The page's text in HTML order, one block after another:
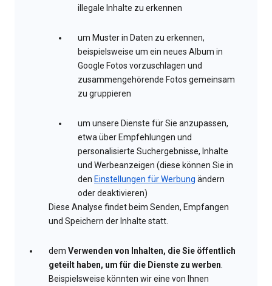
illegale Inhalte zu erkennen
um Muster in Daten zu erkennen,
beispielsweise um ein neues Album in
Google Fotos vorzuschlagen und
zusammengehörende Fotos gemeinsam
zu gruppieren
um unsere Dienste für Sie anzupassen,
etwa über Empfehlungen und
personalisierte Suchergebnisse, Inhalte
und Werbeanzeigen (diese können Sie in
den Einstellungen für Werbung ändern
oder deaktivieren)
Diese Analyse findet beim Senden, Empfangen
und Speichern der Inhalte statt.
dem Verwenden von Inhalten, die Sie öffentlich
geteilt haben, um für die Dienste zu werben.
Beispielsweise könnten wir eine von Ihnen